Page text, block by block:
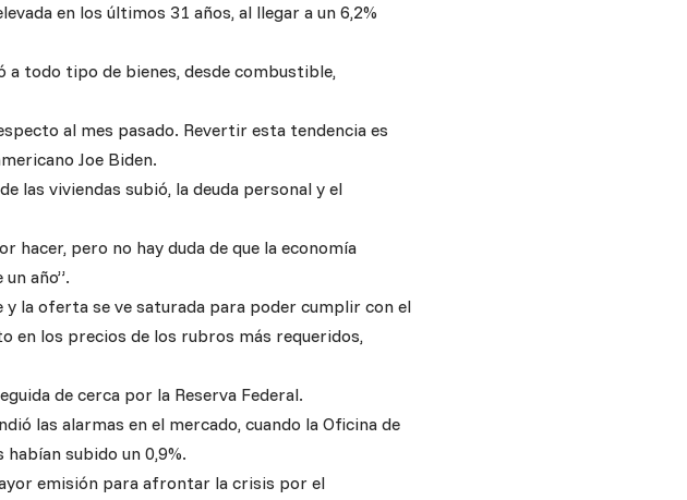
en los últimos 31 años, al llegar a un 6,2%
a todo tipo de bienes, desde combustible,
al mes pasado. Revertir esta tendencia es
Joe Biden.
las viviendas subió, la deuda personal y el
hacer, pero no hay duda de que la economía
año”.
y la oferta se ve saturada para poder cumplir con el
en los precios de los rubros más requeridos,
de cerca por la Reserva Federal.
las alarmas en el mercado, cuando la Oficina de
subido un 0,9%.
emisión para afrontar la crisis por el